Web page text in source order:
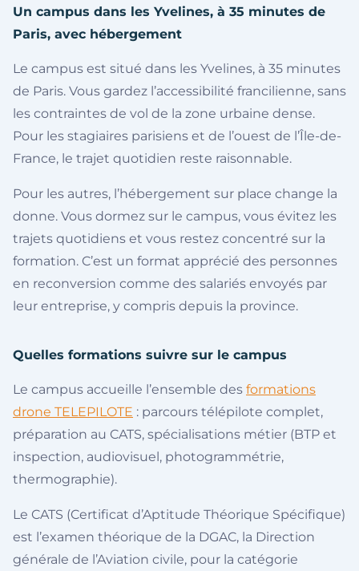
Un campus dans les Yvelines, à 35 minutes de
Paris, avec hébergement
Le campus est situé dans les Yvelines, à 35 minutes
de Paris. Vous gardez l’accessibilité francilienne, sans
les contraintes de vol de la zone urbaine dense.
Pour les stagiaires parisiens et de l’ouest de l’Île-de-
France, le trajet quotidien reste raisonnable.
Pour les autres, l’hébergement sur place change la
donne. Vous dormez sur le campus, vous évitez les
trajets quotidiens et vous restez concentré sur la
formation. C’est un format apprécié des personnes
en reconversion comme des salariés envoyés par
leur entreprise, y compris depuis la province.
Quelles formations suivre sur le campus
Le campus accueille l’ensemble des formations
drone TELEPILOTE : parcours télépilote complet,
préparation au CATS, spécialisations métier (BTP et
inspection, audiovisuel, photogrammétrie,
thermographie).
Le CATS (Certificat d’Aptitude Théorique Spécifique)
est l’examen théorique de la DGAC, la Direction
générale de l’Aviation civile, pour la catégorie